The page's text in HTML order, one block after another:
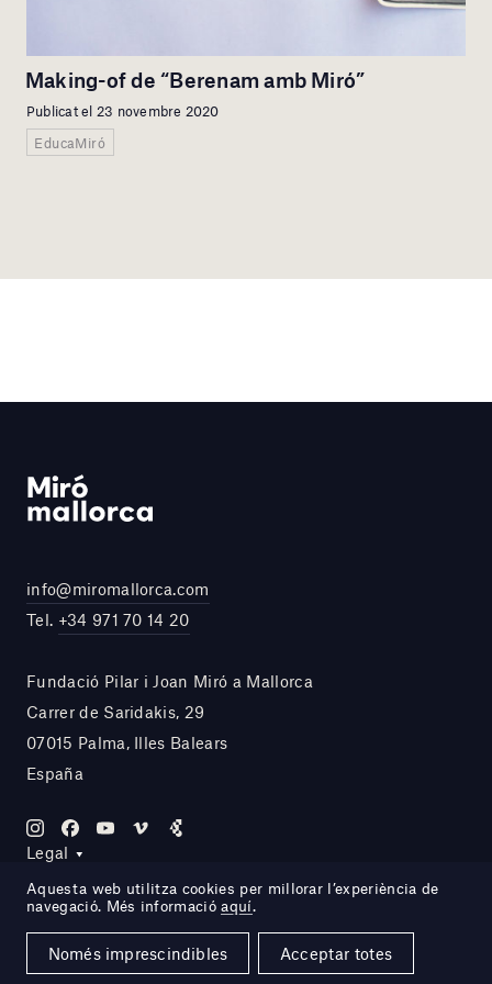
Making-of de “Berenam amb Miró”
Publicat el 23 novembre 2020
EducaMiró
info@miromallorca.com
Tel. +34 971 70 14 20
Fundació Pilar i Joan Miró a Mallorca
Carrer de Saridakis, 29
07015 Palma, Illes Balears
España
Legal
Site by DOMO—A
Aquesta web utilitza cookies per millorar l’experiència de
navegació. Més informacióaquí.
Només imprescindibles Acceptar totes